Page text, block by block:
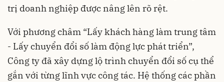
trị doanh nghiệp được nâng lên rõ rệt.
Với phương châm “Lấy khách hàng làm trung tâm
- Lấy chuyển đổi số làm động lực phát triển”,
Công ty đã xây dựng lộ trình chuyển đổi số cụ thể
gắn với từng lĩnh vực công tác. Hệ thống các phần